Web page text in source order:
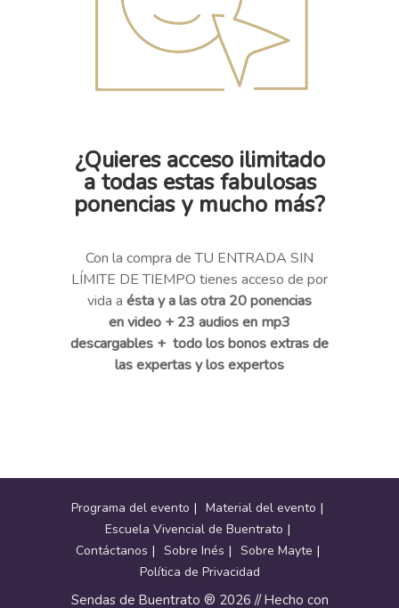
¿Quieres acceso ilimitado
a todas estas fabulosas
ponencias y mucho más?
Con la compra de TU ENTRADA SIN
LÍMITE DE TIEMPO tienes acceso de por
vida a ésta y a las otra 20 ponencias
envideo + 23 audios en mp3
descargables + todo los bonos extrasde
las expertas y los expertos
Programa del evento
Material del evento
Escuela Vivencial de Buentrato
Contáctanos
Sobre Inés
Sobre Mayte
Política de Privacidad
Sendas de Buentrato ® 2026 // Hecho con